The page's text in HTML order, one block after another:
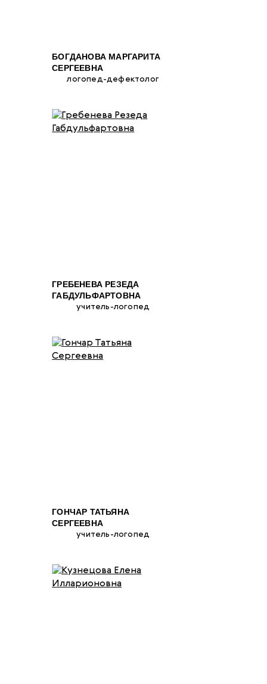
БОГДАНОВА МАРГАРИТА
СЕРГЕЕВНА
логопед-дефектолог
ГРЕБЕНЕВА РЕЗЕДА
ГАБДУЛЬФАРТОВНА
учитель-логопед
ГОНЧАР ТАТЬЯНА
СЕРГЕЕВНА
учитель-логопед